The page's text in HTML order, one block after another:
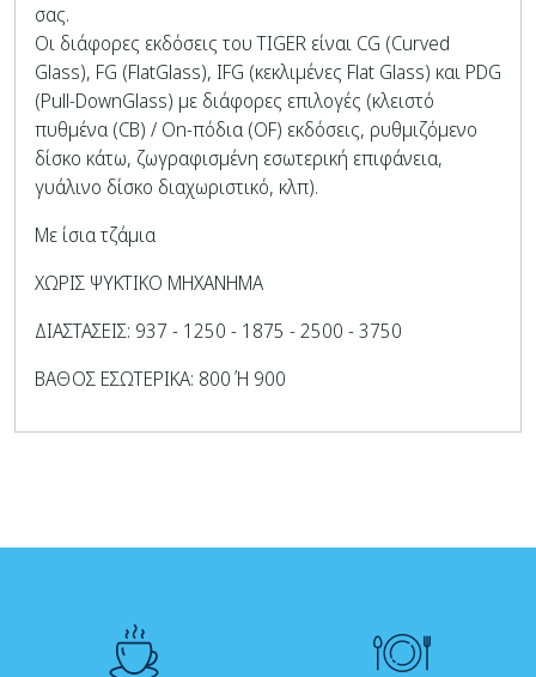
σας.
Οι διάφορες εκδόσεις του TIGER είναι CG (Curved
Glass), FG (FlatGlass), IFG (κεκλιμένες Flat Glass) και PDG
(Pull-DownGlass) με διάφορες επιλογές (κλειστό
πυθμένα (CB) / On-πόδια (OF) εκδόσεις, ρυθμιζόμενο
δίσκο κάτω, ζωγραφισμένη εσωτερική επιφάνεια,
γυάλινο δίσκο διαχωριστικό, κλπ).
Με ίσια τζάμια
ΧΩΡΙΣ ΨΥΚΤΙΚΟ ΜΗΧΑΝΗΜΑ
ΔΙΑΣΤΑΣΕΙΣ: 937 - 1250 - 1875 - 2500 - 3750
ΒΑΘΟΣ ΕΣΩΤΕΡΙΚΑ: 800 Ή 900